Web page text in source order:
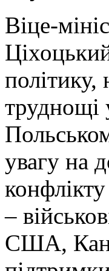
Віце-
політику,
труднощі
увагу на
–
США,